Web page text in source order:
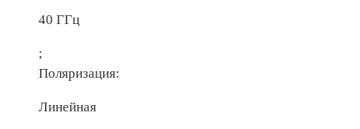
40 ГГц
;
Поляризация:
Линейная